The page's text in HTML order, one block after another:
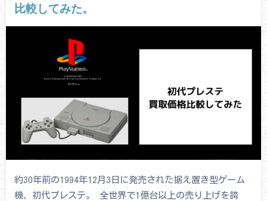
比較してみた。
約30年前の1994年12月3日に発売された据え置き型ゲーム
機、初代プレステ。 全世界で1億台以上の売り上げを誇